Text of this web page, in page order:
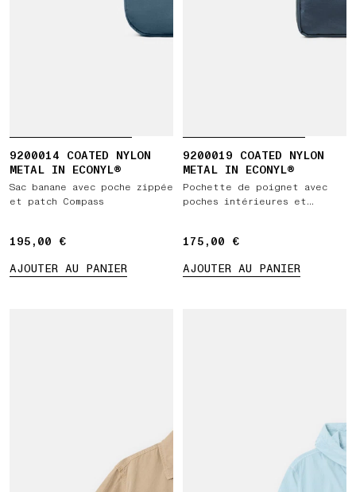
9200014 COATED NYLON
METAL IN ECONYL®
Sac banane avec poche zippée
et patch Compass
195,00 €
195,00 €
AJOUTER AU PANIER
9200019 COATED NYLON
METAL IN ECONYL®
Pochette de poignet avec
poches intérieures et
175,00 €
175,00 €
AJOUTER AU PANIER